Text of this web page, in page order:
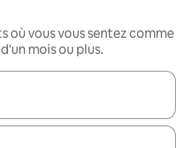
où vous vous sentez comme
mois ou plus.
utilisez les flèches vers le